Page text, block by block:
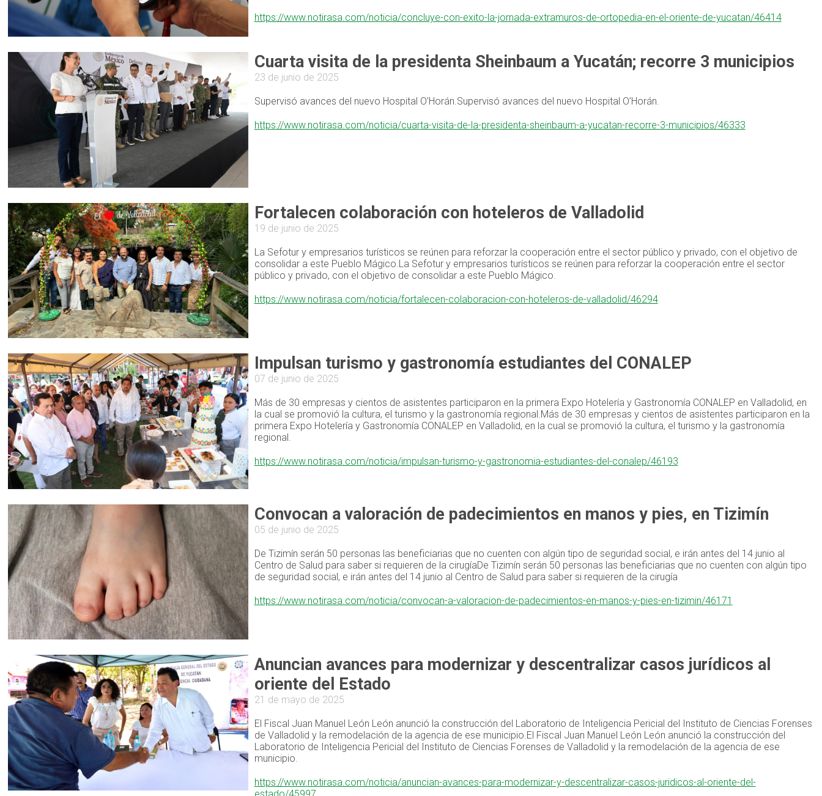
https://www.notirasa.com/noticia/concluye-con-exito-la-jornada-extramuros-de-ortopedia-en-el-oriente-de-yucatan/46414
Cuarta visita de la presidenta Sheinbaum a Yucatán; recorre 3 municipios
23 de junio de 2025
Supervisó avances del nuevo Hospital O’Horán.Supervisó avances del nuevo Hospital O’Horán.
https://www.notirasa.com/noticia/cuarta-visita-de-la-presidenta-sheinbaum-a-yucatan-recorre-3-municipios/46333
Fortalecen colaboración con hoteleros de Valladolid
19 de junio de 2025
La Sefotur y empresarios turísticos se reúnen para reforzar la cooperación entre el sector público y privado, con el objetivo de
consolidar a este Pueblo Mágico.La Sefotur y empresarios turísticos se reúnen para reforzar la cooperación entre el sector
público y privado, con el objetivo de consolidar a este Pueblo Mágico.
https://www.notirasa.com/noticia/fortalecen-colaboracion-con-hoteleros-de-valladolid/46294
Impulsan turismo y gastronomía estudiantes del CONALEP
07 de junio de 2025
Más de 30 empresas y cientos de asistentes participaron en la primera Expo Hotelería y Gastronomía CONALEP en Valladolid, en
la cual se promovió la cultura, el turismo y la gastronomía regional.Más de 30 empresas y cientos de asistentes participaron en la
primera Expo Hotelería y Gastronomía CONALEP en Valladolid, en la cual se promovió la cultura, el turismo y la gastronomía
regional.
https://www.notirasa.com/noticia/impulsan-turismo-y-gastronomia-estudiantes-del-conalep/46193
Convocan a valoración de padecimientos en manos y pies, en Tizimín
05 de junio de 2025
De Tizimín serán 50 personas las beneficiarias que no cuenten con algún tipo de seguridad social, e irán antes del 14 junio al
Centro de Salud para saber si requieren de la cirugíaDe Tizimín serán 50 personas las beneficiarias que no cuenten con algún tipo
de seguridad social, e irán antes del 14 junio al Centro de Salud para saber si requieren de la cirugía
https://www.notirasa.com/noticia/convocan-a-valoracion-de-padecimientos-en-manos-y-pies-en-tizimin/46171
Anuncian avances para modernizar y descentralizar casos jurídicos al
oriente del Estado
21 de mayo de 2025
El Fiscal Juan Manuel León León anunció la construcción del Laboratorio de Inteligencia Pericial del Instituto de Ciencias Forenses
de Valladolid y la remodelación de la agencia de ese municipio.El Fiscal Juan Manuel León León anunció la construcción del
Laboratorio de Inteligencia Pericial del Instituto de Ciencias Forenses de Valladolid y la remodelación de la agencia de ese
municipio.
https://www.notirasa.com/noticia/anuncian-avances-para-modernizar-y-descentralizar-casos-juridicos-al-oriente-del-